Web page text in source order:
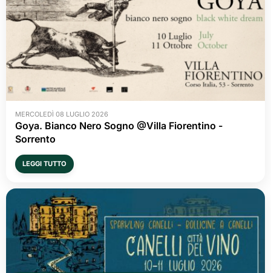
MERCOLEDÌ 08 LUGLIO 2026
Goya. Bianco Nero Sogno @Villa Fiorentino -
Sorrento
LEGGI TUTTO